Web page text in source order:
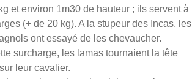
et environ 1m30 de hauteur ; ils servent à
(+ de 20 kg). A la stupeur des Incas, les
ont essayé de les chevaucher.
surcharge, les lamas tournaient la tête
leur cavalier.